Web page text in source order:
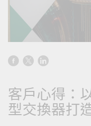
Zone
Moxa
客戶心得：
型交換器打